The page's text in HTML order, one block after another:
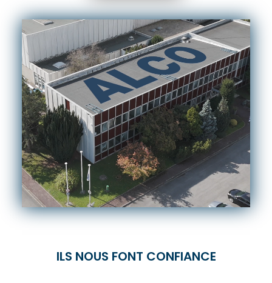
ILS NOUS FONT CONFIANCE